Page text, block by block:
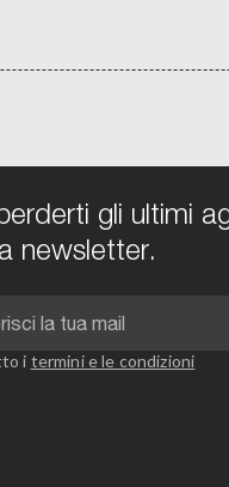
gli ultimi
newsletter.
i termini e le condizioni